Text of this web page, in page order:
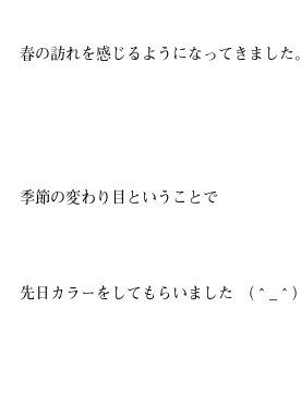
春の訪れを感じるようになってきました。
季節の変わり目ということで
先日カラーをしてもらいました （＾_＾）